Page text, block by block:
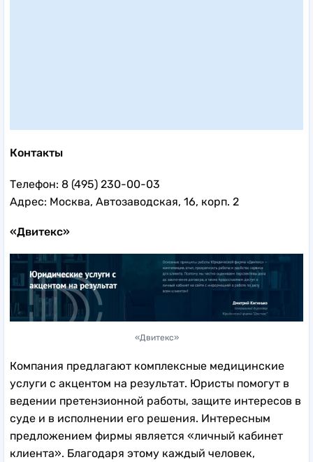
Контакты
Телефон: 8 (495) 230-00-03
Адрес: Москва, Автозаводская, 16, корп. 2
«Двитекс»
«Двитекс»
Компания предлагают комплексные медицинские
услуги с акцентом на результат. Юристы помогут в
ведении претензионной работы, защите интересов в
суде и в исполнении его решения. Интересным
предложением фирмы является «личный кабинет
клиента». Благодаря этому каждый человек,